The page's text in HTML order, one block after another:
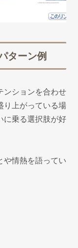
ターン例
ンションを合わせ
り上がっている場
に乗る選択肢が好
や情熱を語ってい